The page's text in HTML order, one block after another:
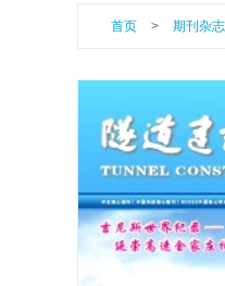
首页 > 期刊杂志